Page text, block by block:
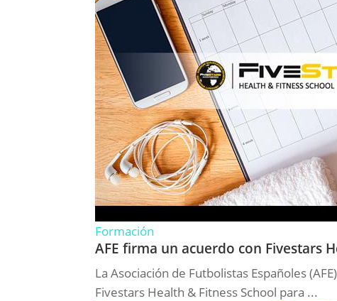
Formación
AFE firma un acuerdo con Fivestars
La Asociación de Futbolistas Españoles
Fivestars Health & Fitness School para ...